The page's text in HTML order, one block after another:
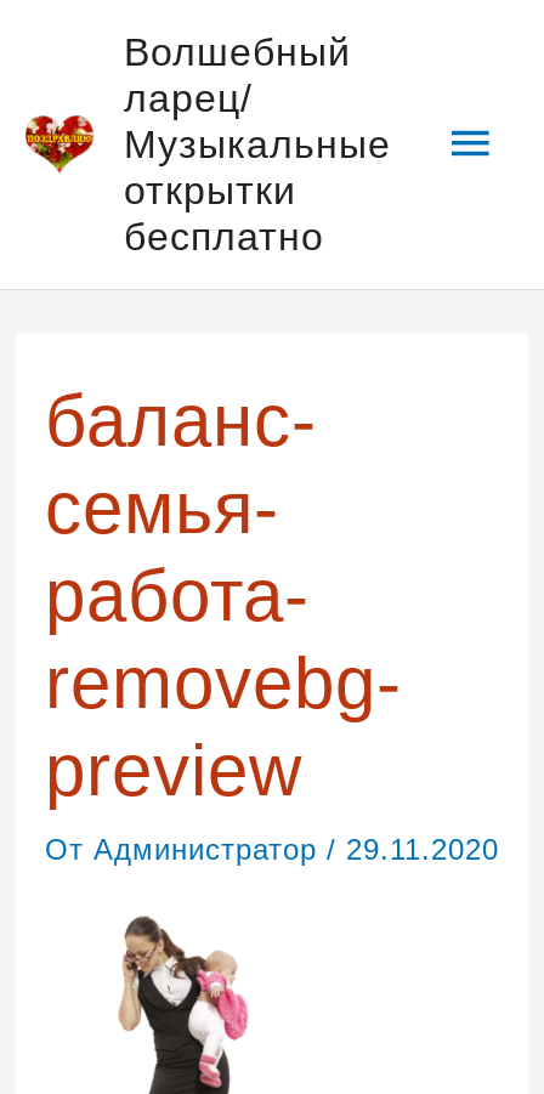
содержимому
Волшебный
ларец/
Музыкальные
открытки
бесплатно
баланс-
семья-
работа-
removebg-
preview
От Администратор / 29.11.2020